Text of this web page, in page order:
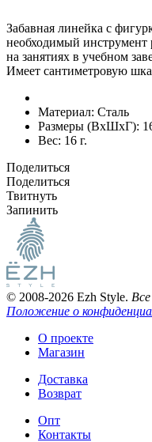
Забавная линейка с
необходимый инструмент
на занятиях в учебном
Имеет сантиметровую
Материал: Сталь
Размеры (ВxШxГ):
Вес: 16 г.
Поделиться
Поделиться
Твитнуть
Запинить
© 2008-2026 Ezh Style.
Положение о
О проекте
Магазин
Доставка
Возврат
Опт
Контакты